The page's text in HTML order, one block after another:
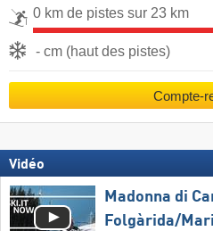
0 km de pistes sur 23 km
- cm (haut des pistes)
Compte-
Vidéo
Madonna di
Folgàrida/​